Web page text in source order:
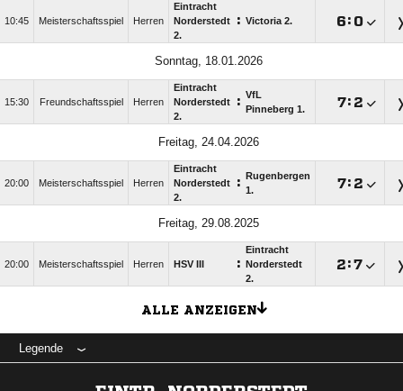
10:45 Meisterschaftsspiel Herren
Eintracht
Norderstedt
2.
: Victoria 2. : 
Sonntag, 18.01.2026
15:30 Freundschaftsspiel Herren
Eintracht
Norderstedt
2.
: VfL
Pinneberg 1.
: 
Freitag, 24.04.2026
20:00 Meisterschaftsspiel Herren
Eintracht
Norderstedt
2.
:
Rugenbergen
1.
: 
Freitag, 29.08.2025
20:00 Meisterschaftsspiel Herren HSV III :
Eintracht
Norderstedt
2.
:
ALLE ANZEIGEN
Legende